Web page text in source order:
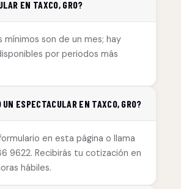
EN TAXCO, GRO?
son de un mes; hay
por periodos más
UN ESPECTACULAR EN TAXCO, GRO?
en esta página o llama
9622. Recibirás tu cotización en
hábiles.